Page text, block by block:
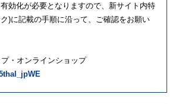
効化が必要となりますので、新サイト内特
)に記載の手順に沿って、ご確認をお願い
・オンラインショップ